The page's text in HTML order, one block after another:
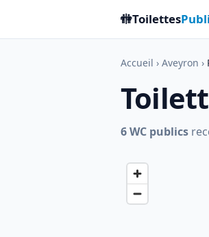
🚻Toilettes
Accueil › Aveyron ›
6 WC publics